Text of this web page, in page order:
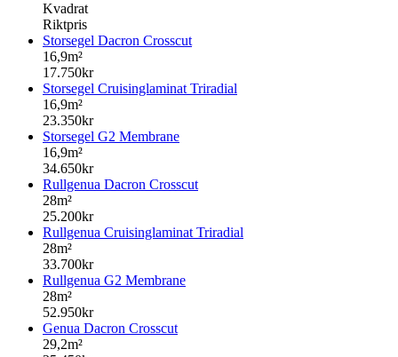
Kvadrat
Riktpris
Storsegel Dacron Crosscut
16,9m²
17.750kr
Storsegel Cruisinglaminat Triradial
16,9m²
23.350kr
Storsegel G2 Membrane
16,9m²
34.650kr
Rullgenua Dacron Crosscut
28m²
25.200kr
Rullgenua Cruisinglaminat Triradial
28m²
33.700kr
Rullgenua G2 Membrane
28m²
52.950kr
Genua Dacron Crosscut
29,2m²